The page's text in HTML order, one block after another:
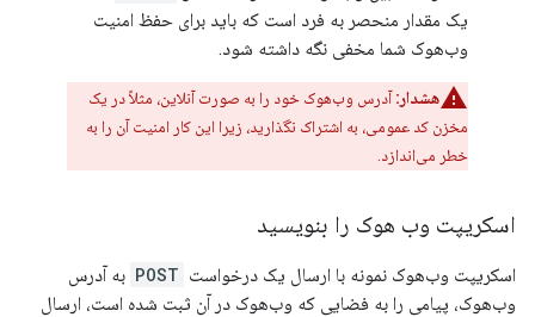
یک مقدار منحصر به فرد است که باید برای حفظ امنیت
وب‌هوک شما مخفی نگه داشته شود.
هشدار: آدرس وب‌هوک خود را به صورت آنلاین، مثلاً در یک
مخزن کد عمومی، به اشتراک نگذارید، زیرا این کار امنیت آن را به
خطر می‌اندازد.
اسکریپت وب هوک را بنویسید
اسکریپت وب‌هوک نمونه با ارسال یک درخواست POST به آدرس
وب‌هوک، پیامی را به فضایی که وب‌هوک در آن ثبت شده است، ارسال